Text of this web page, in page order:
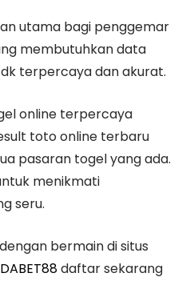
utama bagi penggemar
membutuhkan data
terpercaya dan akurat.
online terpercaya
toto online terbaru
pasaran togel yang ada.
menikmati
seru.
bermain di situs
daftar sekarang